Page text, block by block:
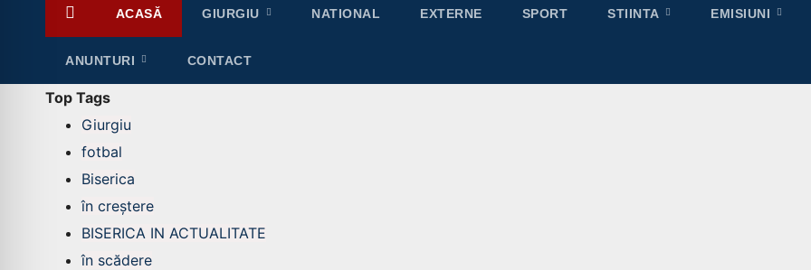
ACASĂ GIURGIU NATIONAL EXTERNE SPORT STIINTA EMISIUNI
ANUNTURI CONTACT
Top Tags
Giurgiu
fotbal
Biserica
în creștere
BISERICA IN ACTUALITATE
în scădere